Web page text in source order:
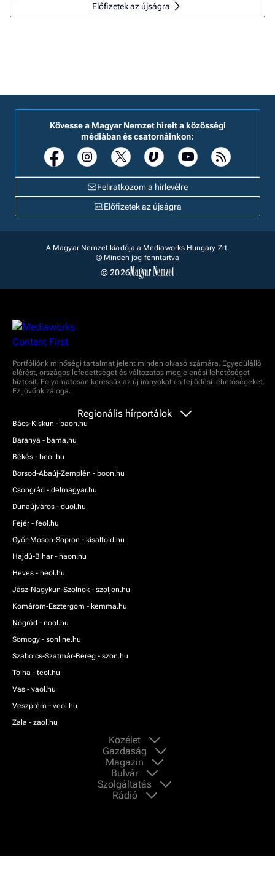
Előfizetek az újságra
Feliratkozom a hírlevélre
Kövesse a Magyar Nemzet híreit a közösségi
médiában és csatornáinkon:
Előfizetek az újságra
A Magyar Nemzet kiadója a Mediaworks Hungary Zrt.
© Minden jog fenntartva
© 2026
Portfóliónk minőségi tartalmat jelent minden olvasó számára. Egyedülálló
elérést, országos lefedettséget és változatos megjelenési lehetőséget
biztosít. Folyamatosan keressük az új irányokat és fejlődési lehetőségeket.
Ez jövőnk záloga.
Regionális hírportálok
Bács-Kiskun - baon.hu
Baranya - bama.hu
Békés - beol.hu
Borsod-Abaúj-Zemplén - boon.hu
Csongrád - delmagyar.hu
Dunaújváros - duol.hu
Fejér - feol.hu
Győr-Moson-Sopron - kisalfold.hu
Hajdú-Bihar - haon.hu
Heves - heol.hu
Jász-Nagykun-Szolnok - szoljon.hu
Komárom-Esztergom - kemma.hu
Nógrád - nool.hu
Somogy - sonline.hu
Szabolcs-Szatmár-Bereg - szon.hu
Tolna - teol.hu
Vas - vaol.hu
Veszprém - veol.hu
Zala - zaol.hu
Közélet
Gazdaság
Magazin
Bulvár
Szolgáltatás
Rádió